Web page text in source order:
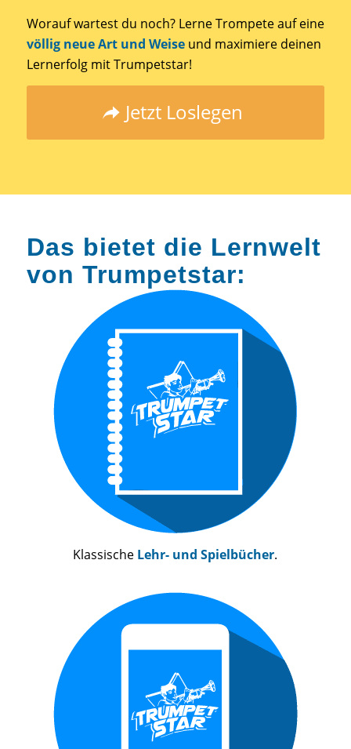
Worauf wartest du noch? Lerne Trompete auf eine
völlig neue Art und Weiseund maximiere deinen
Lernerfolg mit Trumpetstar!
Jetzt Loslegen
Das bietet die Lernwelt
von Trumpetstar:
Klassische Lehr- und Spielbücher.